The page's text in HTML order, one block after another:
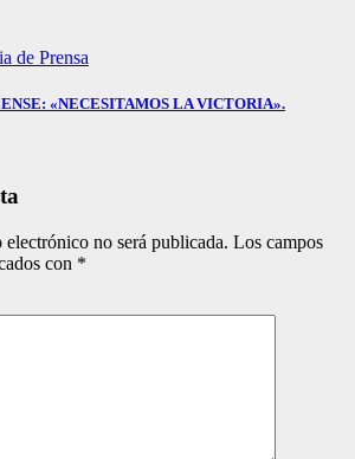
de Prensa
«NECESITAMOS LA VICTORIA».
no será publicada. Los campos
con *